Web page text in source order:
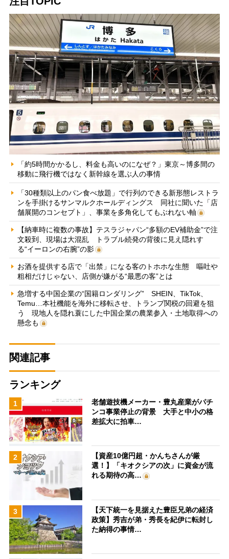
「約5時間かかるし、料金も高いのになぜ？」東京～博多間の
移動に飛行機ではなく新幹線を選ぶ人の事情
「30種類以上のパン食べ放題」で行列のできる新形態レストラ
ンを手掛けるサンマルクホールディングス 同社に聞いた「店
舗展開のコンセプト」、事業を多角化してもぶれない軸
【納車時に複数の事故】テスラジャパン“多額のEV補助金”で注
文殺到、現場は大混乱 トラブル続発の背後に見え隠れす
る“イーロンの右腕”の影
お酒を提供する店で「出禁」になる客のトホホな生態 嘔吐や
粗相だけじゃない、店側が嫌がる“最悪の客”とは
急増する中国企業の“国籍ロンダリング” SHEIN、TikTok、
Temu…本社機能を海外に移転させ、トランプ関税の回避を狙
う 現地人を隠れ蓑にした中国企業の農業参入・土地取得への
懸念も
関連記事
ランキング
1
老舗遊技機メーカー・豊丸産業がパチ
ンコ事業停止の背景 大手と中小の格
差拡大に拍車…
2
【資産10億円超・かんちさんが厳
選！】「キオクシアの次」に資金が流
れる期待の高…
3
【天下統一を見据えた豊臣兄弟の経済
政策】秀吉が弟・秀長を紀伊に転封し
た納得の事情…